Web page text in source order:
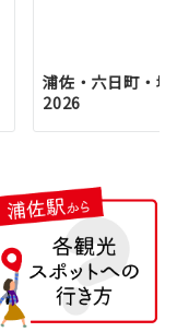
浦佐・六日町・
2026